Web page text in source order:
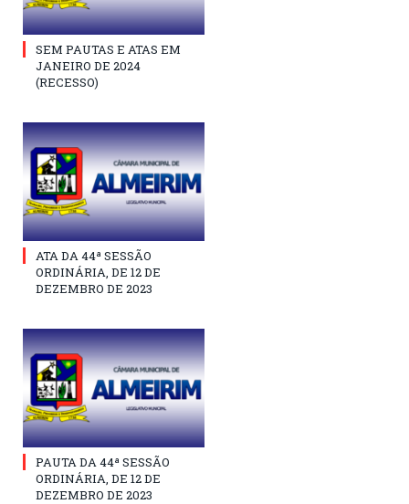
SEM PAUTAS E ATAS EM
JANEIRO DE 2024
(RECESSO)
ATA DA 44ª SESSÃO
ORDINÁRIA, DE 12 DE
DEZEMBRO DE 2023
PAUTA DA 44ª SESSÃO
ORDINÁRIA, DE 12 DE
DEZEMBRO DE 2023